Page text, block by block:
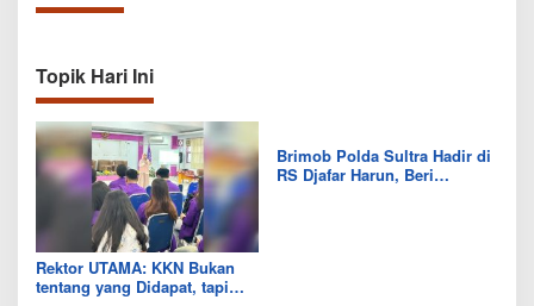
Topik Hari Ini
Rektor UTAMA: KKN Bukan
tentang yang Didapat, tapi
Brimob Polda Sultra Hadir di
RS Djafar Harun, Beri